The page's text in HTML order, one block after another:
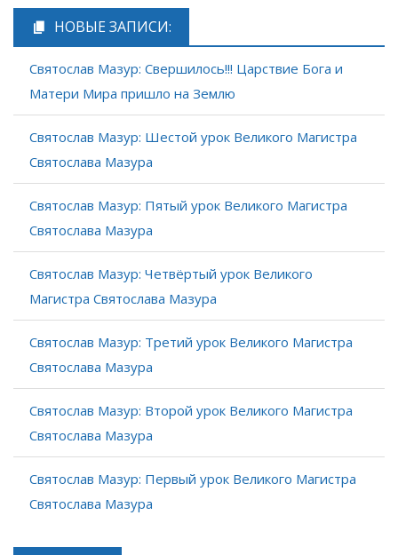
НОВЫЕ ЗАПИСИ:
Святослав Мазур: Свершилось!!! Царствие Бога и
Матери Мира пришло на Землю
Святослав Мазур: Шестой урок Великого Магистра
Святослава Мазура
Святослав Мазур: Пятый урок Великого Магистра
Святослава Мазура
Святослав Мазур: Четвёртый урок Великого
Магистра Святослава Мазура
Святослав Мазур: Третий урок Великого Магистра
Святослава Мазура
Святослав Мазур: Второй урок Великого Магистра
Святослава Мазура
Святослав Мазур: Первый урок Великого Магистра
Святослава Мазура